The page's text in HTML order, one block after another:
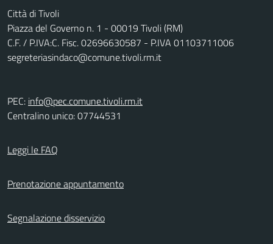
Città di Tivoli
Piazza del Governo n. 1 - 00019 Tivoli (RM)
C.F. / P.IVA:C. Fisc. 02696630587 - P.IVA 01103711006
segreteriasindaco@comune.tivoli.rm.it
PEC: info@pec.comune.tivoli.rm.it
Centralino unico: 07744531
Leggi le FAQ
Prenotazione appuntamento
Segnalazione disservizio